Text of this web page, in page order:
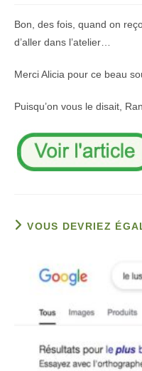
Bon, des fois, quand on
d’aller dans l’atelier…
Merci Alicia pour ce beau
Puisqu’on vous le disait,
VOUS DEVRIEZ